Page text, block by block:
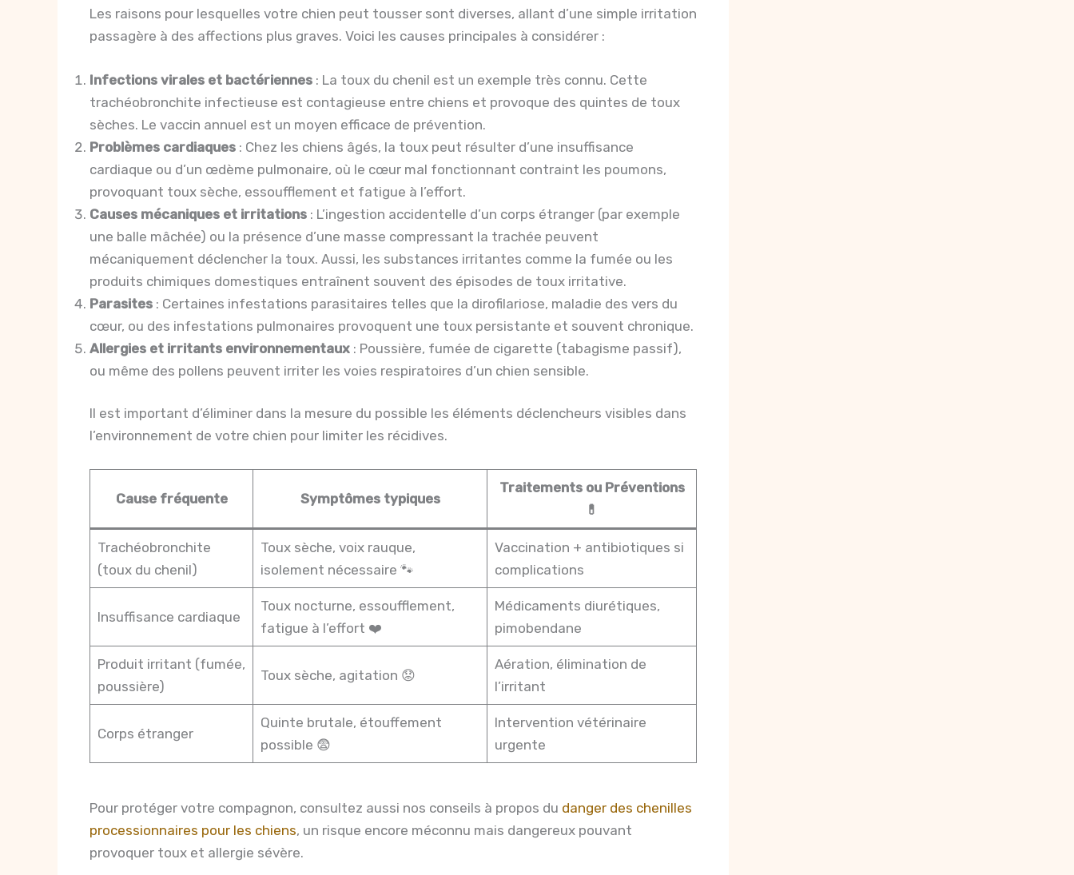
Les raisons pour lesquelles votre chien peut tousser sont diverses, allant d’une simple irritation
passagère à des affections plus graves. Voici les causes principales à considérer :
Infections virales et bactériennes : La toux du chenil est un exemple très connu. Cette
trachéobronchite infectieuse est contagieuse entre chiens et provoque des quintes de toux
sèches. Le vaccin annuel est un moyen efficace de prévention.
Problèmes cardiaques : Chez les chiens âgés, la toux peut résulter d’une insuffisance
cardiaque ou d’un œdème pulmonaire, où le cœur mal fonctionnant contraint les poumons,
provoquant toux sèche, essoufflement et fatigue à l’effort.
Causes mécaniques et irritations : L’ingestion accidentelle d’un corps étranger (par exemple
une balle mâchée) ou la présence d’une masse compressant la trachée peuvent
mécaniquement déclencher la toux. Aussi, les substances irritantes comme la fumée ou les
produits chimiques domestiques entraînent souvent des épisodes de toux irritative.
Parasites : Certaines infestations parasitaires telles que la dirofilariose, maladie des vers du
cœur, ou des infestations pulmonaires provoquent une toux persistante et souvent chronique.
Allergies et irritants environnementaux : Poussière, fumée de cigarette (tabagisme passif),
ou même des pollens peuvent irriter les voies respiratoires d’un chien sensible.
Il est important d’éliminer dans la mesure du possible les éléments déclencheurs visibles dans
l’environnement de votre chien pour limiter les récidives.
Cause fréquente Symptômes typiques
Traitements ou Préventions
💊
Trachéobronchite
(toux du chenil)
Toux sèche, voix rauque,
isolement nécessaire 🐾
Vaccination + antibiotiques si
complications
Insuffisance cardiaque
Toux nocturne, essoufflement,
fatigue à l’effort ❤️
Médicaments diurétiques,
pimobendane
Produit irritant (fumée,
poussière)
Toux sèche, agitation 😟
Aération, élimination de
l’irritant
Corps étranger
Quinte brutale, étouffement
possible 😨
Intervention vétérinaire
urgente
Pour protéger votre compagnon, consultez aussi nos conseils à propos du danger des chenilles
processionnaires pour les chiens, un risque encore méconnu mais dangereux pouvant
provoquer toux et allergie sévère.